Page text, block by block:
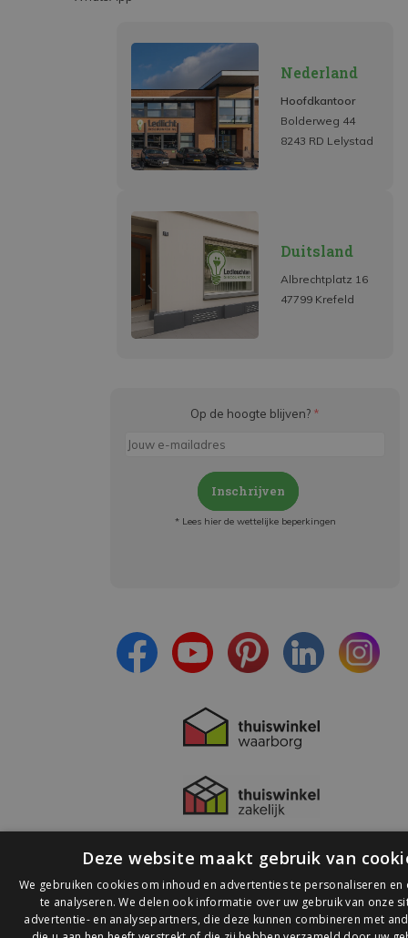
Nederland
Hoofdkantoor
Bolderweg 44
8243 RD Lelystad
Duitsland
Albrechtplatz 16
47799 Krefeld
Op de hoogte blijven? *
Inschrijven
* Lees hier de wettelijke beperkingen
Deze website maakt gebruik van
We gebruiken cookies om inhoud en advertenties te personaliseren en
te analyseren. We delen ook informatie over uw gebruik van onze
advertentie- en analysepartners, die deze kunnen combineren met